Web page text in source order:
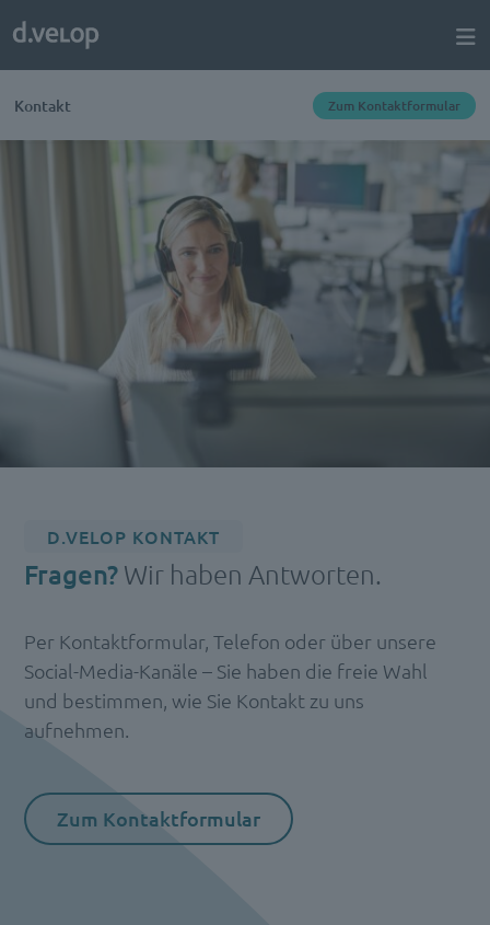
Kontakt Zum Kontaktformular
D.VELOP KONTAKT
Fragen? Wir haben Antworten.
Per Kontaktformular, Telefon oder über unsere
Social-Media-Kanäle – Sie haben die freie Wahl
und bestimmen, wie Sie Kontakt zu uns
aufnehmen.
Zum Kontaktformular